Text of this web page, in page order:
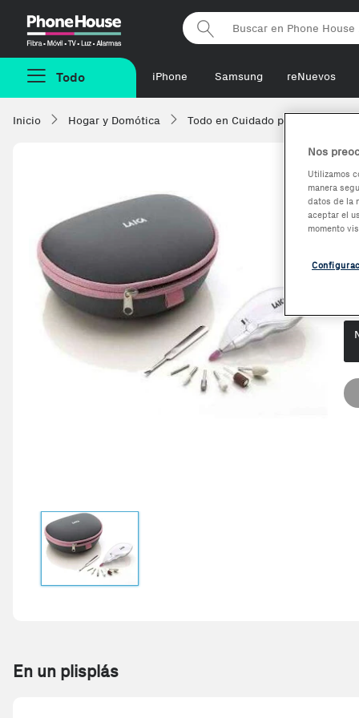
Phonehouse
Todo iPhone Samsung reNuevos
Inicio Hogar y Domótica Todo en Cuidado personal
En un plisplás
Nos
Utilizamos
manera
datos de la
aceptar el
momento